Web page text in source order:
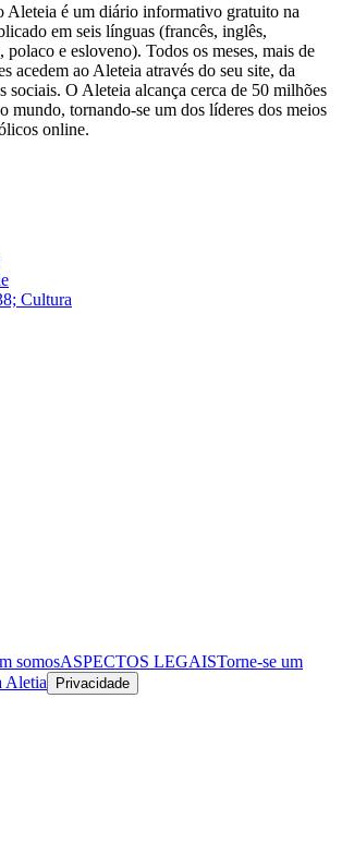
Aleteia é um diário informativo gratuito na
em seis línguas (francês, inglês,
polaco e esloveno). Todos os meses, mais de
acedem ao Aleteia através do seu site, da
sociais. O Aleteia alcança cerca de 50 milhões
mundo, tornando-se um dos líderes dos meios
online.
Cultura
somosASPECTOS LEGAISTorne-se um
Aletia Privacidade